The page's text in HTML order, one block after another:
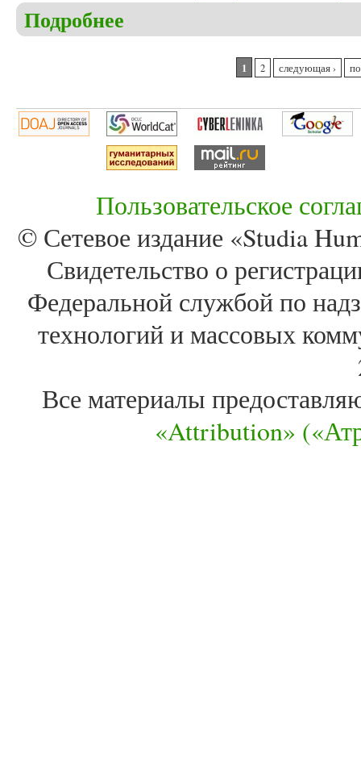
Подробнее
1 2 следующая ›
Пользовательское
© Сетевое издание «Studia
Свидетельство о
Федеральной службой по
технологий и массовых
Все материалы
«Attribution»